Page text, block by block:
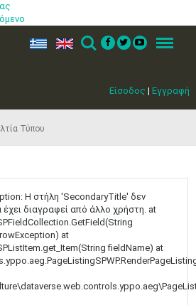
Είσοδος | Εγγραφή
ελ en Search Menu
Τύπου
Η στήλη 'SecondaryTitle' δεν
έχει διαγραφεί από άλλο χρήστη. at
at
fieldName) at